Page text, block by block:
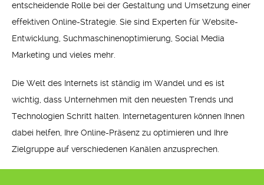
entscheidende Rolle bei der Gestaltung und Umsetzung einer
effektiven Online-Strategie. Sie sind Experten für Website-
Entwicklung, Suchmaschinenoptimierung, Social Media
Marketing und vieles mehr.
Die Welt des Internets ist ständig im Wandel und es ist
wichtig, dass Unternehmen mit den neuesten Trends und
Technologien Schritt halten. Internetagenturen können Ihnen
dabei helfen, Ihre Online-Präsenz zu optimieren und Ihre
Zielgruppe auf verschiedenen Kanälen anzusprechen.